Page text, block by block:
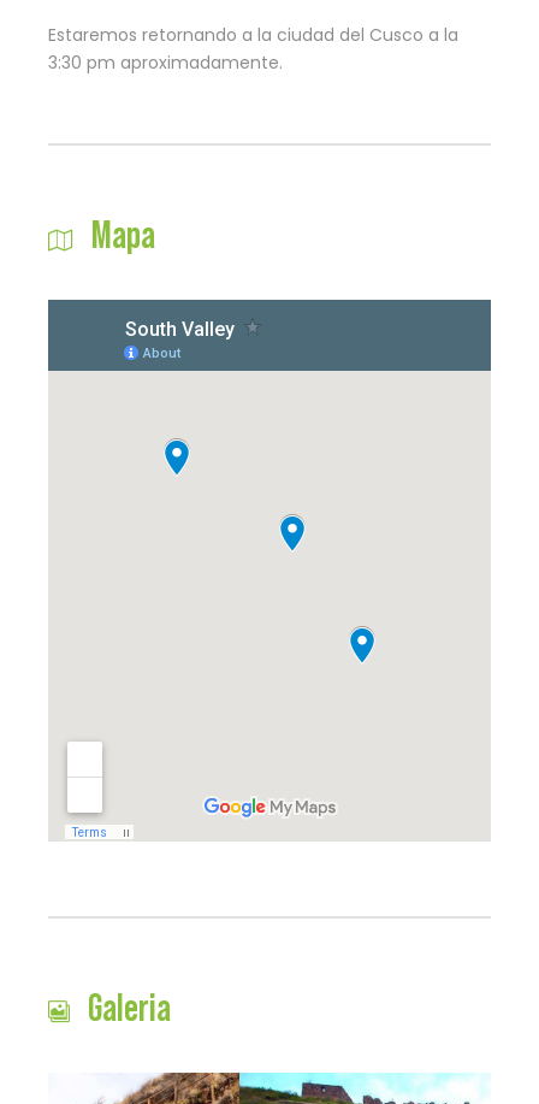
Estaremos retornando a la ciudad del Cusco a la
3:30 pm aproximadamente.
Mapa
Galeria